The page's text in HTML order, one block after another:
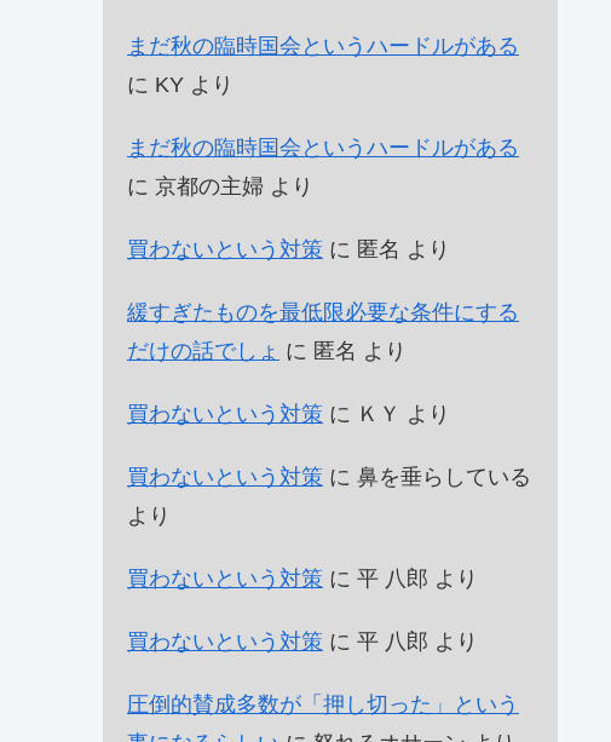
まだ秋の臨時国会というハードルがある
に KY より
まだ秋の臨時国会というハードルがある
に 京都の主婦 より
買わないという対策 に 匿名 より
緩すぎたものを最低限必要な条件にする
だけの話でしょ に 匿名 より
買わないという対策 に ＫＹ より
買わないという対策 に 鼻を垂らしている
より
買わないという対策 に 平 八郎 より
買わないという対策 に 平 八郎 より
圧倒的賛成多数が「押し切った」という